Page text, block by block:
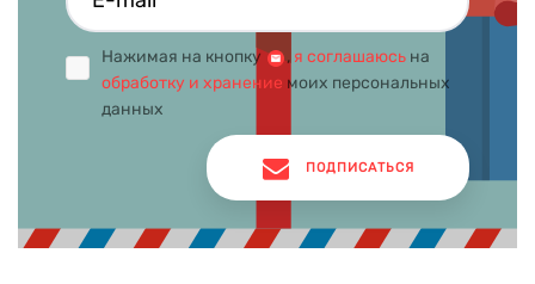
Нажимая на кнопку , я соглашаюсь на
обработку и хранение моих персональных
данных
ПОДПИСАТЬСЯ